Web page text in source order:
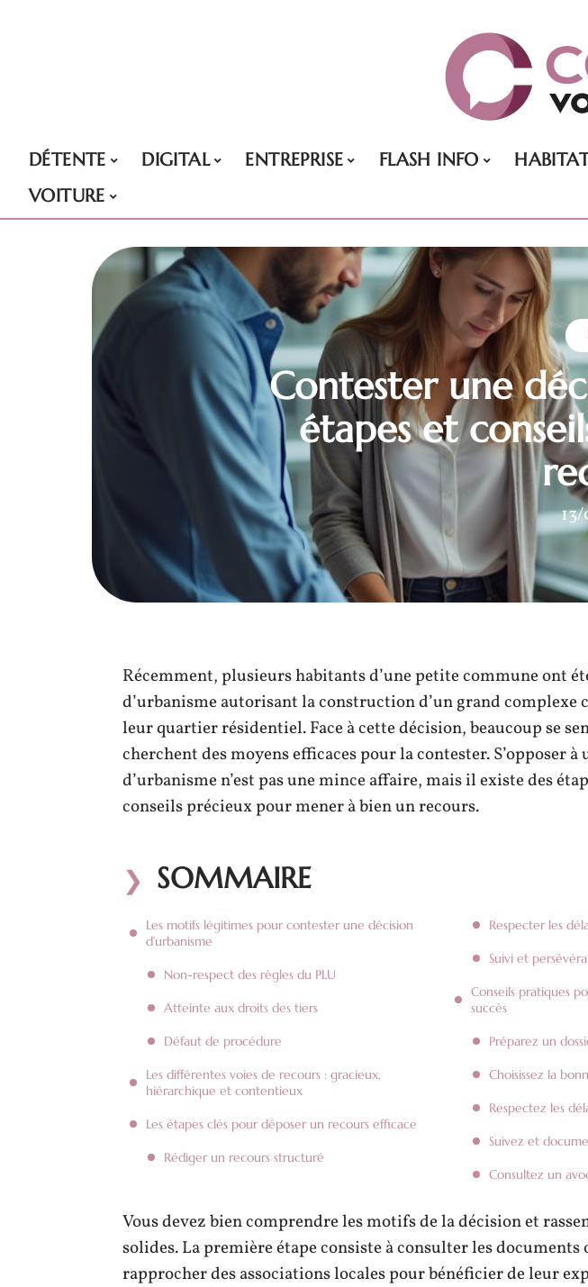
DÉTENTE DIGITAL ENTREPRISE FLASH INFO
VOITURE
Contester une
étapes et
Récemment, plusieurs habitants d’une petite commune ont
d’urbanisme autorisant la construction d’un grand
leur quartier résidentiel. Face à cette décision, beaucoup se
cherchent des moyens efficaces pour la contester. S’opposer à
d’urbanisme n’est pas une mince affaire, mais il existe des
conseils précieux pour mener à bien un recours.
SOMMAIRE
Les motifs légitimes pour contester une décision
d’urbanisme
Non-respect des règles du PLU
Atteinte aux droits des tiers
Défaut de procédure
Les différentes voies de recours : gracieux,
hiérarchique et contentieux
Les étapes clés pour déposer un recours efficace
Rédiger un recours structuré
Respecter les
Suivi et
Conseils pratiques
succès
Préparez un
Choisissez la
Respectez les
Suivez et
Consultez un
Vous devez bien comprendre les motifs de la décision et
solides. La première étape consiste à consulter les documents
rapprocher des associations locales pour bénéficier de leur